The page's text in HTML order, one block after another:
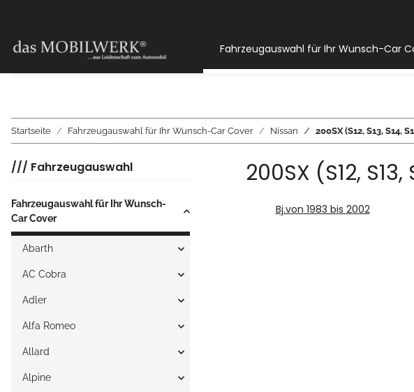
Fahrzeugauswahl für Ihr Wunsch-Car
Startseite Fahrzeugauswahl für Ihr Wunsch-Car Cover Nissan 200SX (S12, S13, S14,
200SX (S12, S13,
Bj.von 1983 bis 2002
/// Fahrzeugauswahl
Fahrzeugauswahl für Ihr Wunsch-
Car Cover
Abarth
AC Cobra
Adler
Alfa Romeo
Allard
Alpine